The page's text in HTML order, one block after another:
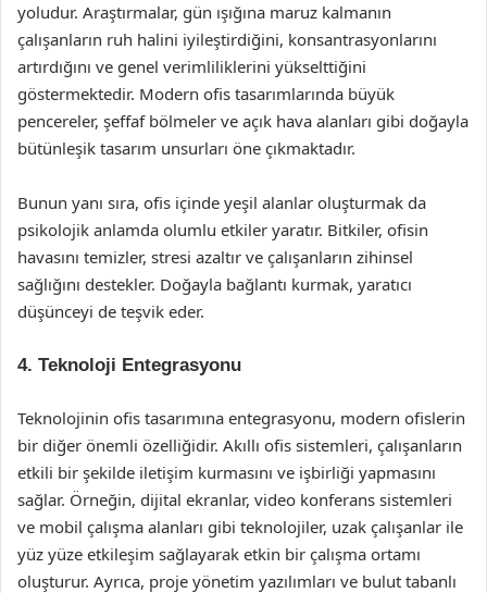
yoludur. Araştırmalar, gün ışığına maruz kalmanın
çalışanların ruh halini iyileştirdiğini, konsantrasyonlarını
artırdığını ve genel verimliliklerini yükselttiğini
göstermektedir. Modern ofis tasarımlarında büyük
pencereler, şeffaf bölmeler ve açık hava alanları gibi doğayla
bütünleşik tasarım unsurları öne çıkmaktadır.
Bunun yanı sıra, ofis içinde yeşil alanlar oluşturmak da
psikolojik anlamda olumlu etkiler yaratır. Bitkiler, ofisin
havasını temizler, stresi azaltır ve çalışanların zihinsel
sağlığını destekler. Doğayla bağlantı kurmak, yaratıcı
düşünceyi de teşvik eder.
4. Teknoloji Entegrasyonu
Teknolojinin ofis tasarımına entegrasyonu, modern ofislerin
bir diğer önemli özelliğidir. Akıllı ofis sistemleri, çalışanların
etkili bir şekilde iletişim kurmasını ve işbirliği yapmasını
sağlar. Örneğin, dijital ekranlar, video konferans sistemleri
ve mobil çalışma alanları gibi teknolojiler, uzak çalışanlar ile
yüz yüze etkileşim sağlayarak etkin bir çalışma ortamı
oluşturur. Ayrıca, proje yönetim yazılımları ve bulut tabanlı